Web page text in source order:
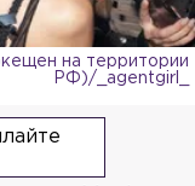
на территории
РФ)/_agentgirl_